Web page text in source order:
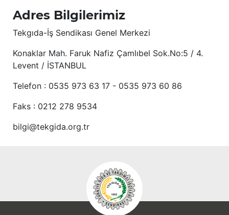
Adres Bilgilerimiz
Tekgıda-İş Sendikası Genel Merkezi
Konaklar Mah. Faruk Nafiz Çamlıbel Sok.No:5 / 4.
Levent / İSTANBUL
Telefon : 0535 973 63 17 - 0535 973 60 86
Faks : 0212 278 9534
bilgi@tekgida.org.tr